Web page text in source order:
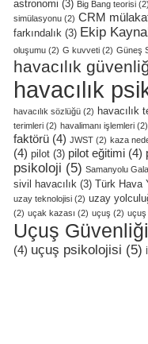
astronomi (3) Big Bang teorisi (2)
simülasyonu (2) CRM
farkındalık (3) Ekip
oluşumu (2) G kuvveti (2) Güneş
havacılık
havacılık
havacılık sözlüğü (2) havacılık
terimleri (2) havalimanı işlemleri (2)
faktörü (4) JWST (2) kaza
(4) pilot (3) pilot eğitimi (4)
psikoloji (5) Samanyolu
sivil havacılık (3) Türk Hava
uzay teknolojisi (2) uzay
(2) uçak kazası (2) uçuş (2) uçuş
Uçuş Güvenliği
(4) uçuş psikolojisi (5)